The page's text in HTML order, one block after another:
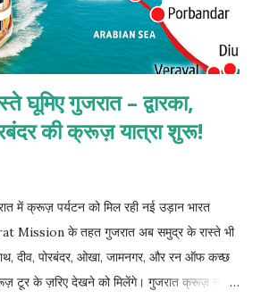
घूमिए गुजरात – द्वारका,
की क्रूज़ यात्रा शुरू!
में क्रूज़ पर्यटन को मिल रही नई उड़ान भारत
Mission के तहत गुजरात अब समुद्र के रास्ते भी
दीव, पोरबंदर, ओखा, जामनगर, और रन ऑफ कच्छ
टूर के ज़रिए देखने को मिलेंगे। गुजरात क्रूज़ रूट –